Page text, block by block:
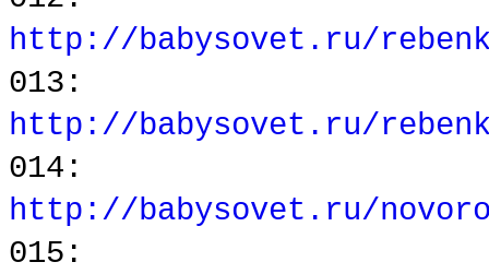
http://babysovet.ru/
013:
http://babysovet.ru/
014:
http://babysovet.ru/
015: